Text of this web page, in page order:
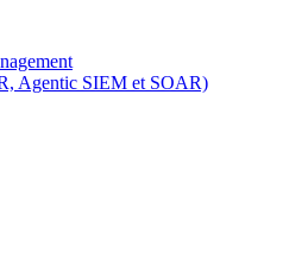
Agentic SIEM et SOAR)